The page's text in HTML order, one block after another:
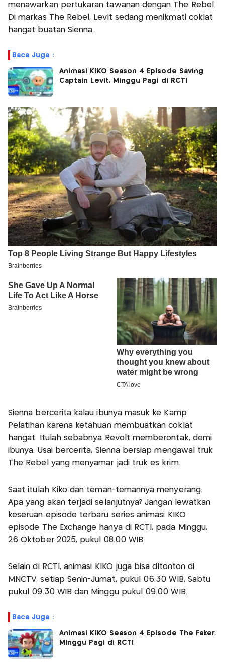
menawarkan pertukaran tawanan dengan The Rebel.
Di markas The Rebel, Levit sedang menikmati coklat
hangat buatan Sienna.
Baca Juga :
Animasi KIKO Season 4 Episode Saving
Captain Levit, Minggu Pagi di RCTI
Sienna bercerita kalau ibunya masuk ke Kamp
Pelatihan karena ketahuan membuatkan coklat
hangat. Itulah sebabnya Revolt memberontak, demi
ibunya. Usai bercerita, Sienna bersiap mengawal truk
The Rebel yang menyamar jadi truk es krim.
Saat itulah Kiko dan teman-temannya menyerang.
Apa yang akan terjadi selanjutnya? Jangan lewatkan
keseruan episode terbaru series animasi KIKO
episode The Exchange hanya di RCTI, pada Minggu,
26 Oktober 2025, pukul 08.00 WIB.
Selain di RCTI, animasi KIKO juga bisa ditonton di
MNCTV, setiap Senin-Jumat, pukul 06.30 WIB, Sabtu
pukul 09.30 WIB dan Minggu pukul 09.00 WIB.
Baca Juga :
Animasi KIKO Season 4 Episode The Faker,
Minggu Pagi di RCTI